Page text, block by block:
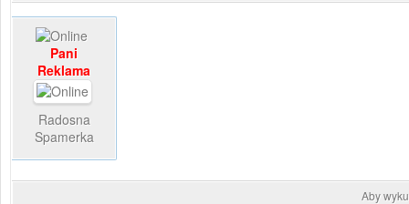
Pani
Reklama
Radosna
Spamerka
Aby